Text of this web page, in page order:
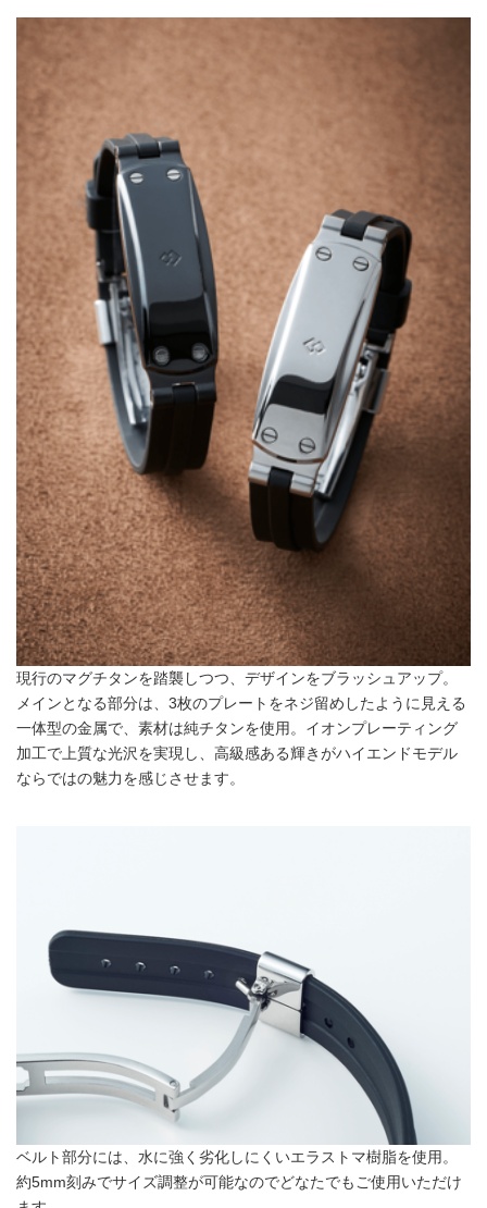
現行のマグチタンを踏襲しつつ、デザインをブラッシュアップ。
メインとなる部分は、3枚のプレートをネジ留めしたように見える
一体型の金属で、素材は純チタンを使用。イオンプレーティング
加工で上質な光沢を実現し、高級感ある輝きがハイエンドモデル
ならではの魅力を感じさせます。
ベルト部分には、水に強く劣化しにくいエラストマ樹脂を使用。
約5mm刻みでサイズ調整が可能なのでどなたでもご使用いただけ